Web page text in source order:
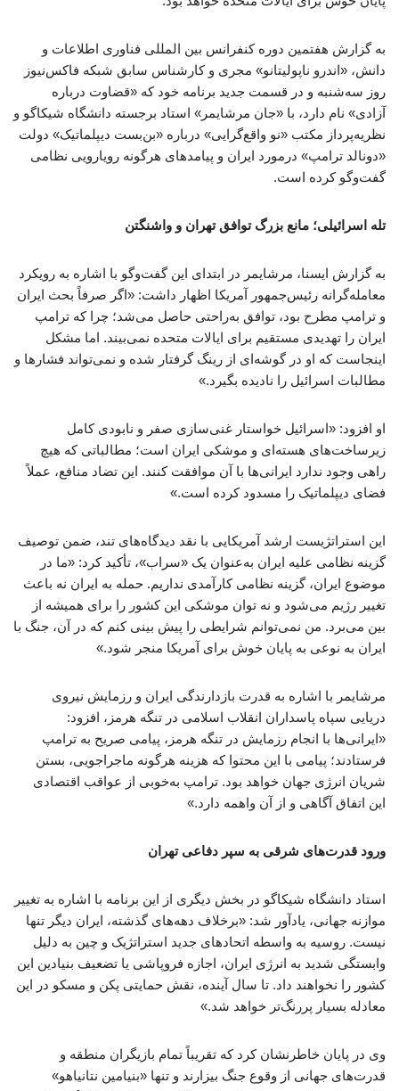
به گزارش هفتمین دوره کنفرانس بین المللی فناوری اطلاعات و
دانش، «اندرو ناپولیتانو» مجری و کارشناس سابق شبکه فاکس‌نیوز
روز سه‌شنبه و در قسمت جدید برنامه خود که «قضاوت درباره
آزادی» نام دارد، با «جان مرشایمر» استاد برجسته دانشگاه شیکاگو و
نظریه‌پرداز مکتب «نو واقع‌گرایی» درباره «بن‌بست دیپلماتیک» دولت
«دونالد ترامپ» درمورد ایران و پیامدهای هرگونه رویارویی نظامی
گفت‌وگو کرده است.
تله اسرائیلی؛ مانع بزرگ توافق تهران و واشنگتن
به گزارش ایسنا، مرشایمر در ابتدای این گفت‌وگو با اشاره به رویکرد
معامله‌گرانه رئیس‌جمهور آمریکا اظهار داشت: «اگر صرفاً بحث ایران
و ترامپ مطرح بود، توافق به‌راحتی حاصل می‌شد؛ چرا که ترامپ
ایران را تهدیدی مستقیم برای ایالات متحده نمی‌بیند. اما مشکل
اینجاست که او در گوشه‌ای از رینگ گرفتار شده و نمی‌تواند فشارها و
مطالبات اسرائیل را نادیده بگیرد.»
او افزود: «اسرائیل خواستار غنی‌سازی صفر و نابودی کامل
زیرساخت‌های هسته‌ای و موشکی ایران است؛ مطالباتی که هیچ
راهی وجود ندارد ایرانی‌ها با آن موافقت کنند. این تضاد منافع، عملاً
فضای دیپلماتیک را مسدود کرده است.»
این استراتژیست ارشد آمریکایی با نقد دیدگاه‌های تند، ضمن توصیف
گزینه نظامی علیه ایران به‌عنوان یک «سراب»، تأکید کرد: «ما در
موضوع ایران، گزینه نظامی کارآمدی نداریم. حمله به ایران نه باعث
تغییر رژیم می‌شود و نه توان موشکی این کشور را برای همیشه از
بین می‌برد. من نمی‌توانم شرایطی را پیش بینی کنم که در آن، جنگ با
ایران به نوعی به پایان خوش برای آمریکا منجر شود.»
مرشایمر با اشاره به قدرت بازدارندگی ایران و رزمایش نیروی
دریایی سپاه پاسداران انقلاب اسلامی در تنگه هرمز، افزود:
«ایرانی‌ها با انجام رزمایش در تنگه هرمز، پیامی صریح به ترامپ
فرستادند؛ پیامی با این محتوا که هزینه هرگونه ماجراجویی، بستن
شریان انرژی جهان خواهد بود. ترامپ به‌خوبی از عواقب اقتصادی
این اتفاق آگاهی و از آن واهمه دارد.»
ورود قدرت‌های شرقی به سپر دفاعی تهران
استاد دانشگاه شیکاگو در بخش دیگری از این برنامه با اشاره به تغییر
موازنه جهانی، یادآور شد: «برخلاف دهه‌های گذشته، ایران دیگر تنها
نیست. روسیه به واسطه اتحادهای جدید استراتژیک و چین به دلیل
وابستگی شدید به انرژی ایران، اجازه فروپاشی یا تضعیف بنیادین این
کشور را نخواهند داد. تا سال آینده، نقش حمایتی پکن و مسکو در این
معادله بسیار پررنگ‌تر خواهد شد.»
وی در پایان خاطرنشان کرد که تقریباً تمام بازیگران منطقه و
قدرت‌های جهانی از وقوع جنگ بیزارند و تنها «بنیامین نتانیاهو»